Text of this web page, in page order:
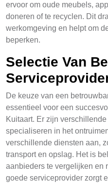
ervoor om oude meubels,
doneren of te recyclen. Dit
werkomgeving en helpt om
beperken.
Selectie Van
De keuze van een
essentieel voor een
Kuitaart. Er zijn
specialiseren in het
verschillende diensten aan,
transport en opslag. Het is
aanbieders te vergelijken en
goede serviceprovider zorgt